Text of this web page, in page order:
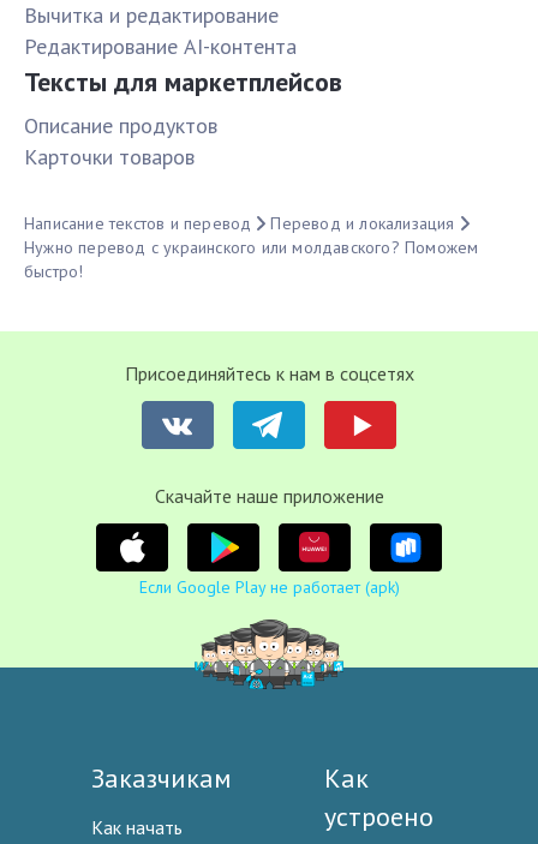
Вычитка и редактирование
Редактирование AI-контента
Тексты для маркетплейсов
Описание продуктов
Карточки товаров
Написание текстов и перевод
Перевод и локализация
Нужно перевод с украинского или молдавского? Поможем
быстро!
Присоединяйтесь к нам в соцсетях
Cкачайте наше приложение
Если Google Play не работает (apk)
Заказчикам
Как начать
Как
устроено